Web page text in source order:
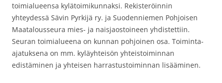
toimialueensa kylätoimikunnaksi. Rekisteröinnin
yhteydessä Sävin Pyrkijä ry. ja Suodenniemen Pohjoisen
Maatalousseura mies- ja naisjaostoineen yhdistettiin.
Seuran toimialueena on kunnan pohjoinen osa. Toiminta-
ajatuksena on mm. kyläyhteisön yhteistoiminnan
edistäminen ja yhteisen harrastustoiminnan lisääminen.